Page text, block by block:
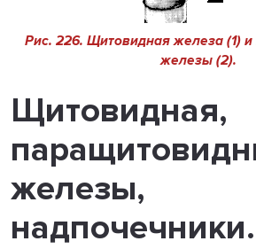
Рис. 226. Щитовидная железа (1)
железы (2).
Щитовидная,
железы,
надпочечники.